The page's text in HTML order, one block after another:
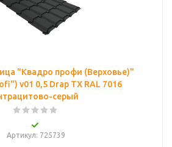
"Квадро профи (Верховье)"
v01 0,5 Drap TX RAL 7016
серый
Артикул: 725739